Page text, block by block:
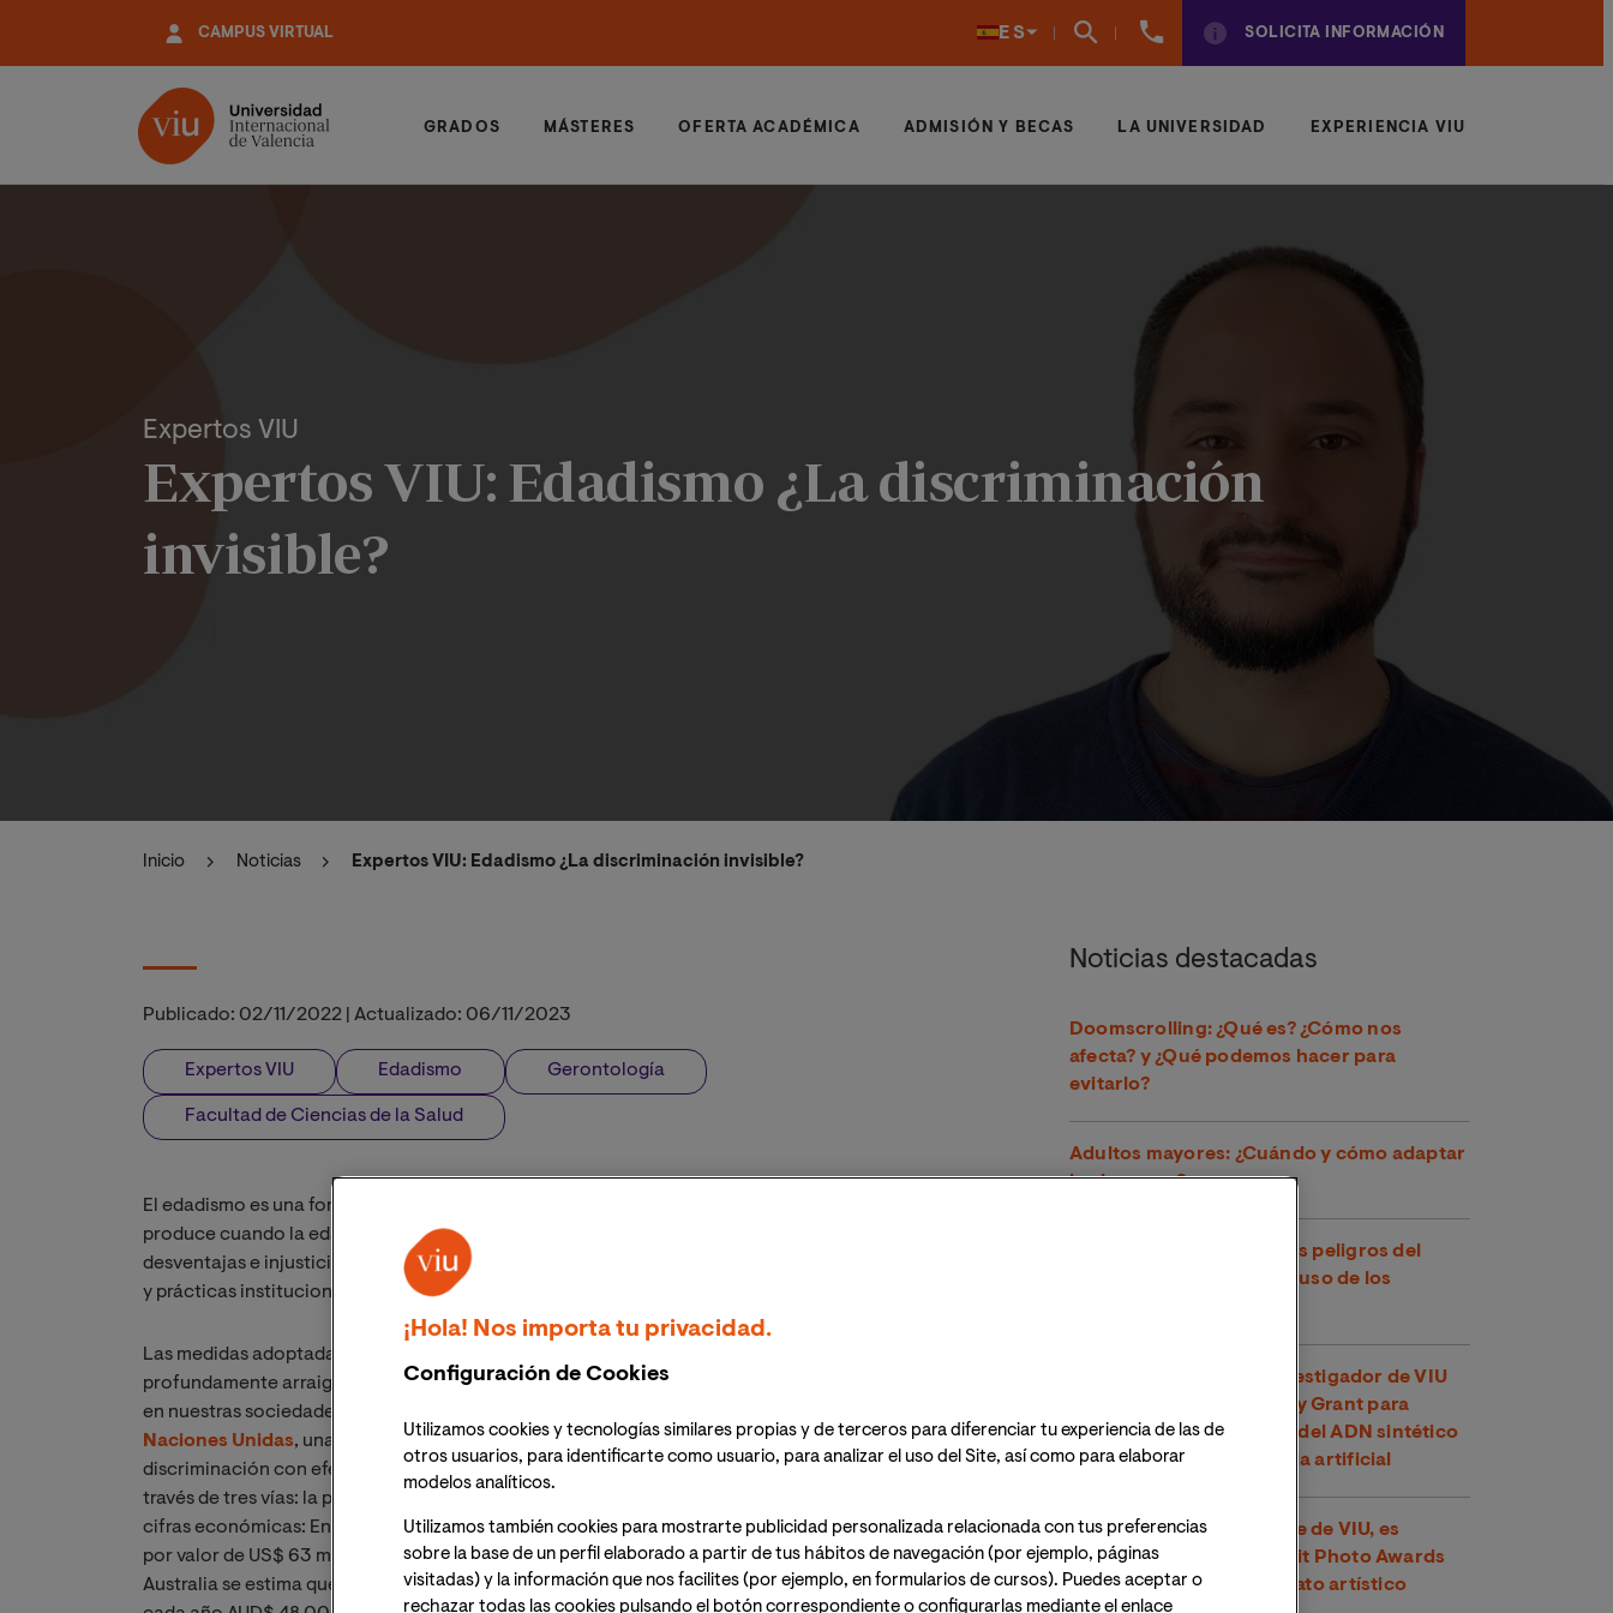
contenido
CAMPUS VIRTUAL ES
960
SOLICITA INFORMACIÓN
GRADOS MÁSTERES OFERTA ACADÉMICA ADMISIÓN Y BECAS LA UNIVERSIDAD EXPERIENCIA VIU
Expertos VIU
Expertos VIU: Edadismo ¿La discriminación
invisible?
Inicio Noticias Expertos VIU: Edadismo ¿La discriminación invisible?
Publicado: 02/11/2022 Actualizado: 06/11/2023
Expertos VIU Edadismo Gerontología
Facultad de Ciencias de la Salud
El edadismo es una forma de discriminación basada en la edad. La ONU explica que “El edadismo se
produce cuando la edad se utiliza para categorizar y dividir a las personas provocando daños,
desventajas e injusticias. Puede adoptar muchas formas, como prejuicios, discriminación y políticas
y prácticas institucionales que perpetúan creencias estereotipadas.”
Las medidas adoptadas durante la peor etapa de la pandemia, pusieron en evidencia lo
profundamente arraigado que está el edadismo, en especial hacia la población de personas mayores,
en nuestras sociedades y las instituciones que las gobiernan. De hecho, según
Naciones Unidas, una de cada dos personas en el mundo tiene actitudes edadistas. Es un tipo de
discriminación con efectos masivos y múltiples, que afecta la salud de sus víctimas principalmente a
través de tres vías: la psicológica, la conductual y la fisiológica. Estos daños se traducen, además, en
cifras económicas: En EEUU, se calcula que el edadismo ha generado en un año costos adicionales
por valor de US$ 63 millones en tratamientos de una amplia gama de problemas de salud; y en
Australia se estima que si un 5% más de personas de más de 54 años tuviera trabajo, se generarían
Noticias destacadas
Doomscrolling: ¿Qué es? ¿Cómo nos
afecta? y ¿Qué podemos hacer para
evitarlo?
Adultos mayores: ¿Cuándo y cómo adaptar
los hogares?
Salud mental en RRSS: los peligros del
autodiagnóstico y el mal uso de los
El Dr. Adrián Villalba, investigador de VIU
obtiene una ERC Synergy Grant para
analizar el impacto ético del ADN sintético
generado con inteligencia artificial
Carmen Pascual, docente de VIU, es
reconocida en los Portrait Photo Awards
por su excelencia en retrato artístico
¡Hola! Nos importa tu privacidad.
Configuración de Cookies
Utilizamos cookies y tecnologías similares propias y de terceros para diferenciar tu experiencia de las de
otros usuarios, para identificarte como usuario, para analizar el uso del Site, así como para elaborar
modelos analíticos.
Utilizamos también cookies para mostrarte publicidad personalizada relacionada con tus preferencias
sobre la base de un perfil elaborado a partir de tus hábitos de navegación (por ejemplo, páginas
visitadas) y la información que nos facilites (por ejemplo, en formularios de cursos). Puedes aceptar o
rechazar todas las cookies pulsando el botón correspondiente o configurarlas mediante el enlace